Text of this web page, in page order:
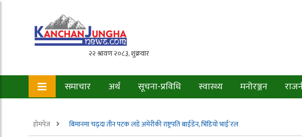
समाचार अर्थ सूचना-प्रविधि स्वास्थ्य मनोरञ्जन
होमपेज बिमानमा चढ्दा तीन पटक लडे अमेरीकी राष्ट्रपति बाईडेन, भिडियो भाई’रल